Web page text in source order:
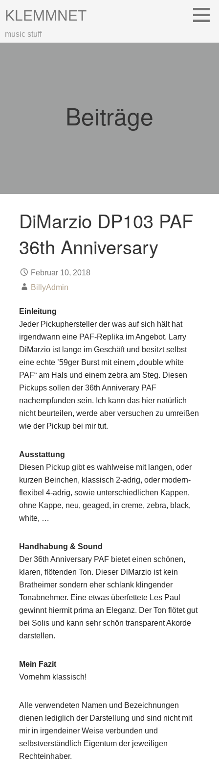
Inhalt
KLEMMNET
music stuff
Beiträge
DiMarzio DP103 PAF
36th Anniversary
Februar 10, 2018
BillyAdmin
Einleitung
Jeder Pickuphersteller der was auf sich hält hat
irgendwann eine PAF-Replika im Angebot. Larry
DiMarzio ist lange im Geschäft und besitzt selbst
eine echte ’59ger Burst mit einem „double white
PAF“ am Hals und einem zebra am Steg. Diesen
Pickups sollen der 36th Anniverary PAF
nachempfunden sein. Ich kann das hier natürlich
nicht beurteilen, werde aber versuchen zu umreißen
wie der Pickup bei mir tut.
Ausstattung
Diesen Pickup gibt es wahlweise mit langen, oder
kurzen Beinchen, klassisch 2-adrig, oder modern-
flexibel 4-adrig, sowie unterschiedlichen Kappen,
ohne Kappe, neu, geaged, in creme, zebra, black,
white, …
Handhabung & Sound
Der 36th Anniversary PAF bietet einen schönen,
klaren, flötenden Ton. Dieser DiMarzio ist kein
Bratheimer sondern eher schlank klingender
Tonabnehmer. Eine etwas überfettete Les Paul
gewinnt hiermit prima an Eleganz. Der Ton flötet gut
bei Solis und kann sehr schön transparent Akorde
darstellen.
Mein Fazit
Vornehm klassisch!
Alle verwendeten Namen und Bezeichnungen
dienen lediglich der Darstellung und sind nicht mit
mir in irgendeiner Weise verbunden und
selbstverständlich Eigentum der jeweiligen
Rechteinhaber.